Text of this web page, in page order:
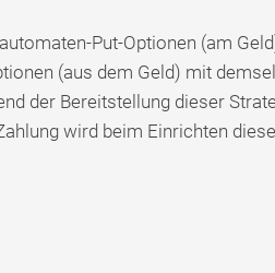
Put-Optionen (am
(aus dem Geld) mit
der Bereitstellung dieser
wird beim Einrichten